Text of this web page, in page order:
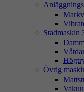
Städmaskin
Övrig